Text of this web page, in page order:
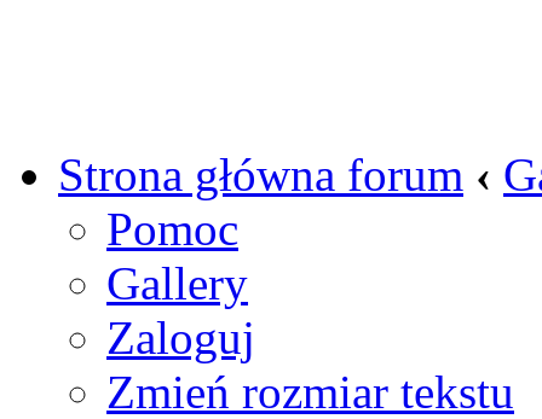
Strona główna forum ‹
Pomoc
Gallery
Zaloguj
Zmień rozmiar tekstu